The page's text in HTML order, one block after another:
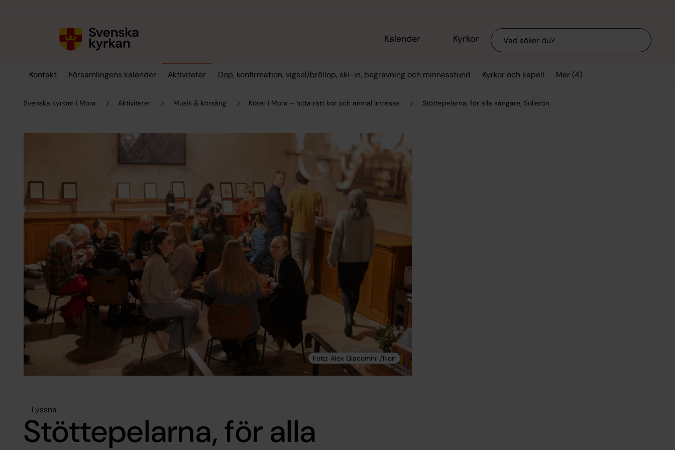
Kalender Kyrkor Sök
Kontakt Församlingens kalender Aktiviteter Dop, konfirmation, vigsel/bröllop, ski-in, begravning och minnesstund Kyrkor och kapell Mer (4)
Svenska kyrkan i Mora Aktiviteter Musik & körsång Körer i Mora – hitta rätt kör och anmäl intresse Stöttepelarna, för alla sångare, Sollerön
Lyssna
Stöttepelarna, för alla